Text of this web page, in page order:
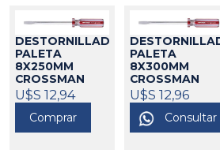
DESTORNILLADOR
PALETA
8X250MM
CROSSMAN
550018
U$S 12,94
Comprar
PALETA
8X300MM
CROSSMAN
550019
U$S 12,96
Consultar